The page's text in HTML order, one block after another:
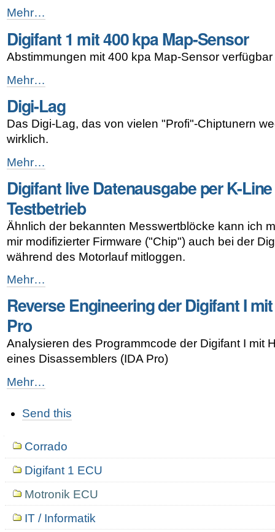
-
Digifant
1
live
Datenausgabe
(K-
-
Mehr…
Digifant 1 mit 400 kpa Map-Sensor
Abstimmungen mit 400 kpa Map-Sensor verfügbar
Digifant
1
mit
400
kpa
Map-
-
Mehr…
Digi-Lag
Das Digi-Lag, das von vielen "Profi"-Chiptunern
wirklich.
Digi-
Lag
-
Mehr…
Digifant live Datenausgabe per K-
Testbetrieb
Ähnlich der bekannten Messwertblöcke kann ich
mir modifizierter Firmware ("Chip") auch bei der
während des Motorlauf mitloggen.
Digifant
live
Datenausgabe
per
K-
im
Testbetrieb
Mehr…
Reverse Engineering der Digifant I
Pro
Analysieren des Programmcode der Digifant I mit
eines Disassemblers (IDA Pro)
Reverse
Engineering
Digifant
IDA
Pro
Mehr…
Send this
NavigationCorrado
Digifant 1 ECU
Motronik ECU
IT / Informatik